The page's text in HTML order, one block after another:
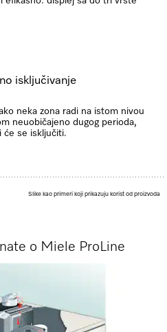
isključivanje
neka zona radi na istom nivou
neuobičajeno dugog perioda,
će se isključiti.
Slike kao primeri koji prikazuju korist od proizvoda
o Miele ProLine